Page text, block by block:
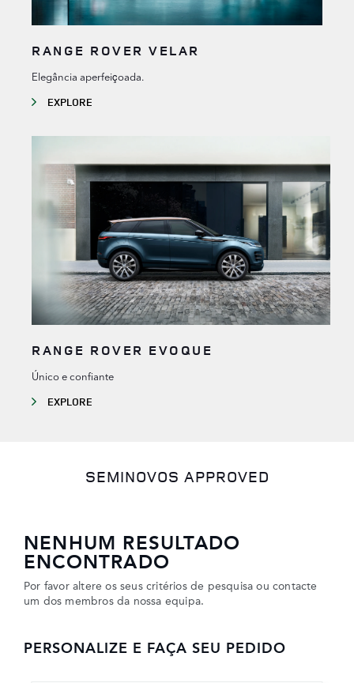
RANGE ROVER VELAR
Elegância aperfeiçoada.
EXPLORE
RANGE ROVER EVOQUE
Único e confiante
EXPLORE
SEMINOVOS APPROVED
NENHUM RESULTADO
ENCONTRADO
Por favor altere os seus critérios de pesquisa ou contacte
um dos membros da nossa equipa.
PERSONALIZE E FAÇA SEU PEDIDO